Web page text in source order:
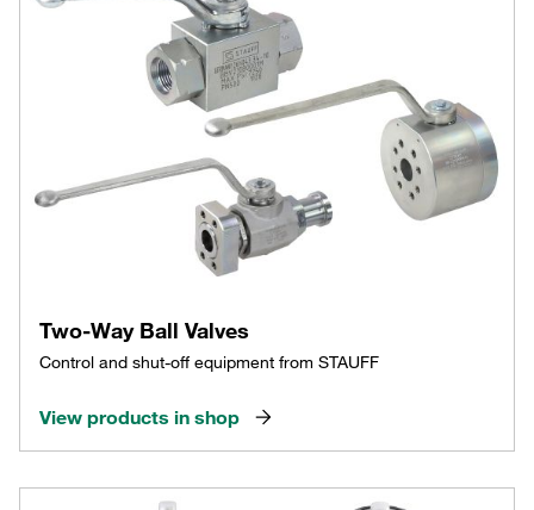
Two-Way Ball Valves
Control and shut-off equipment from STAUFF
View products in shop